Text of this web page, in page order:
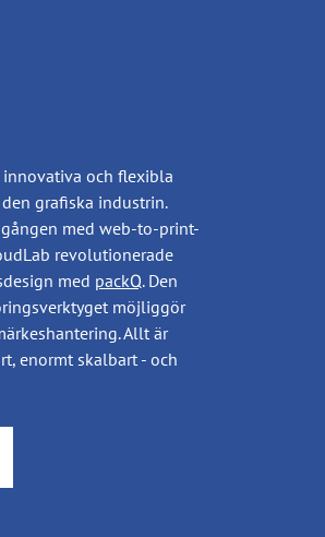
och flexibla
grafiska industrin.
med web-to-print-
revolutionerade
med packQ. Den
möjliggör
Allt är
enormt skalbart - och